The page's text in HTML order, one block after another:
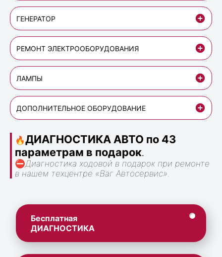
ГЕНЕРАТОР
РЕМОНТ ЭЛЕКТРООБОРУДОВАНИЯ
ЛАМПЫ
ДОПОЛНИТЕЛЬНОЕ ОБОРУДОВАНИЕ
🔥ДИАГНОСТИКА АВТО по 43
параметрам в подарок.
⛔Диагностика ходовой в подарок при ремонте
в нашем техцентре «Ваг Автосервис».
Бесплатная
ДИАГНОСТИКА